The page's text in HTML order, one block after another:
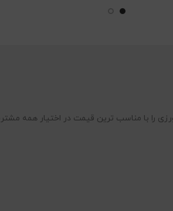
را با مناسب ترین قیمت در اختیار همه